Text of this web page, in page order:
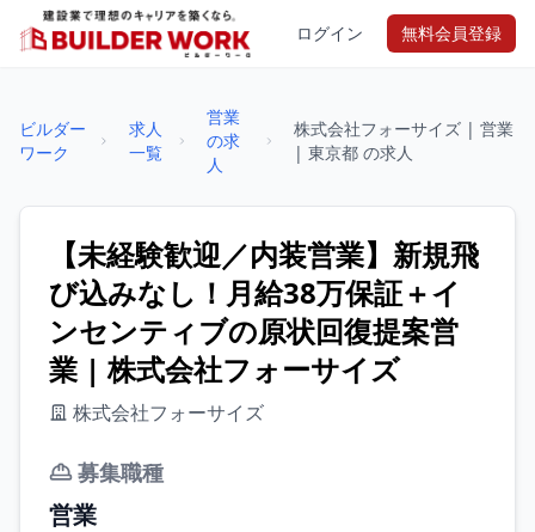
ログイン 無料会員登録
ビルダー
ワーク
求人
一覧
営業
の求
人
株式会社フォーサイズ | 営業
| 東京都 の求人
【未経験歓迎／内装営業】新規飛
び込みなし！月給38万保証＋イ
ンセンティブの原状回復提案営
業 | 株式会社フォーサイズ
株式会社フォーサイズ
募集職種
営業